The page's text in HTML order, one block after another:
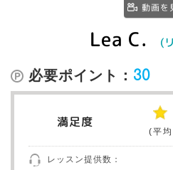
動画を
Lea C. (
必要ポイント： 30
満足度
(平均
レッスン提供数：